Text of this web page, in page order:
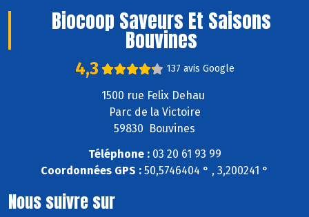
Biocoop Saveurs Et Saisons
Bouvines
4,3 137 avis Google
1500 rue Felix Dehau
Parc de la Victoire
59830 Bouvines
Téléphone :03 20 61 93 99
Coordonnées GPS : 50,5746404 ° , 3,200241 °
Nous suivre sur